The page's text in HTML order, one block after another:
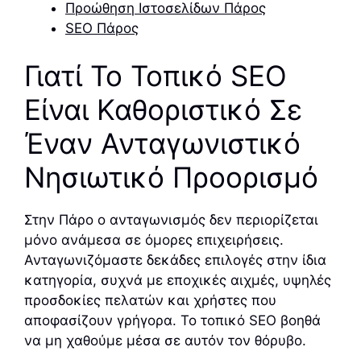
Προώθηση Ιστοσελίδων Πάρος
SEO Πάρος
Γιατί Το Τοπικό SEO
Είναι Καθοριστικό Σε
Έναν Ανταγωνιστικό
Νησιωτικό Προορισμό
Στην Πάρο ο ανταγωνισμός δεν περιορίζεται
μόνο ανάμεσα σε όμορες επιχειρήσεις.
Ανταγωνιζόμαστε δεκάδες επιλογές στην ίδια
κατηγορία, συχνά με εποχικές αιχμές, υψηλές
προσδοκίες πελατών και χρήστες που
αποφασίζουν γρήγορα. Το τοπικό SEO βοηθά
να μη χαθούμε μέσα σε αυτόν τον θόρυβο.